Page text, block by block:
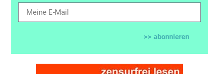
>> abonnieren